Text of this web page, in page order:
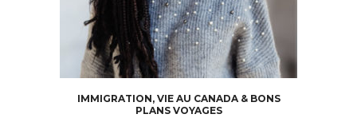
IMMIGRATION, VIE AU CANADA & BONS
PLANS VOYAGES